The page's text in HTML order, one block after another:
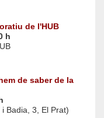
de l'HUB
h
de saber de la
Badia, 3, El Prat)